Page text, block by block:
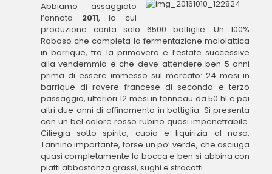
Abbiamo assaggiato
l’annata 2011, la cui
produzione conta solo 6500 bottiglie. Un 100%
Raboso che completa la fermentazione malolattica
in barrique, tra la primavera e l’estate successive
alla vendemmia e che deve attendere ben 5 anni
prima di essere immesso sul mercato: 24 mesi in
barrique di rovere francese di secondo e terzo
passaggio, ulteriori 12 mesi in tonneau da 50 hl e poi
altri due anni di affinamento in bottiglia. Si presenta
con un bel colore rosso rubino quasi impenetrabile.
Ciliegia sotto spirito, cuoio e liquirizia al naso.
Tannino importante, forse un po’ verde, che asciuga
quasi completamente la bocca e ben si abbina con
piatti abbastanza grassi, sughi e stracotti.